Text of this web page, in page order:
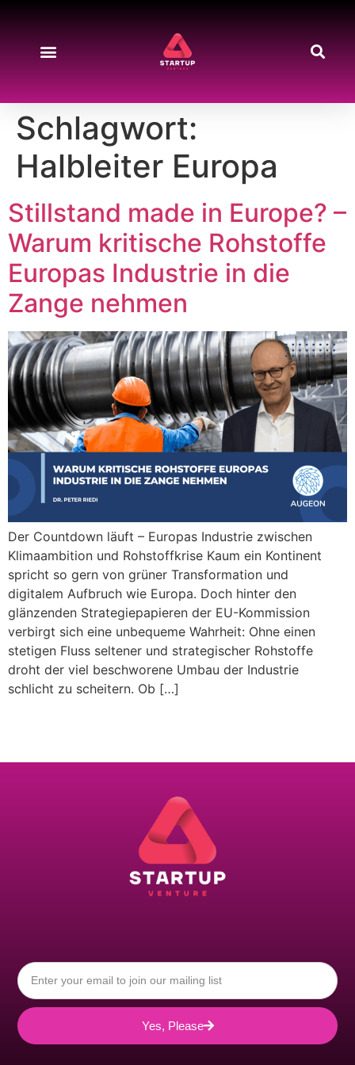
Schlagwort:
Halbleiter Europa
Stillstand made in Europe? –
Warum kritische Rohstoffe
Europas Industrie in die
Zange nehmen
Der Countdown läuft – Europas Industrie zwischen
Klimaambition und Rohstoffkrise Kaum ein Kontinent
spricht so gern von grüner Transformation und
digitalem Aufbruch wie Europa. Doch hinter den
glänzenden Strategiepapieren der EU-Kommission
verbirgt sich eine unbequeme Wahrheit: Ohne einen
stetigen Fluss seltener und strategischer Rohstoffe
droht der viel beschworene Umbau der Industrie
schlicht zu scheitern. Ob […]
Yes, Please